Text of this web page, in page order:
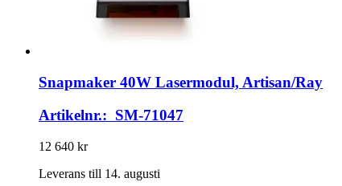
Snapmaker 40W Lasermodul, Artisan/Ray
Artikelnr.: SM-71047
12 640 kr
Leverans till 14. augusti